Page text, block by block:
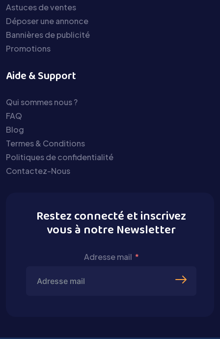
Astuces de ventes
Déposer une annonce
Bannières de publicité
Promotions
Aide & Support
Qui sommes nous ?
FAQ
Blog
Termes & Conditions
Politiques de confidentialité
Contactez-Nous
Restez connecté et inscrivez
vous à notre Newsletter
Adresse mail